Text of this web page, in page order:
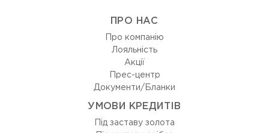
ПРО НАС
Про компанію
Лояльність
Акції
Прес-центр
Документи/Бланки
УМОВИ КРЕДИТІВ
Під заставу золота